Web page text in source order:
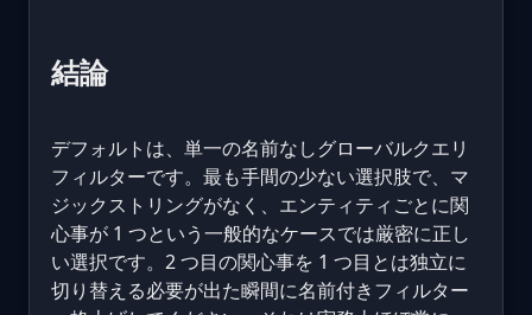
結論
デフォルトは、単一の名前なしグローバルクエリ
フィルターです。最も手間の少ない選択肢で、マ
ジックストリングがなく、エンティティごとに関
心事が 1 つという一般的なケースでは厳密に正し
い選択です。2 つ目の関心事を 1 つ目とは独立に
切り替える必要が出た瞬間に名前付きフィルター